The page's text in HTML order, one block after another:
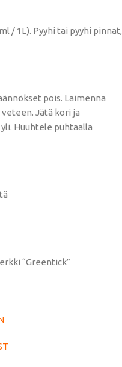
/ 1L). Pyyhi tai pyyhi pinnat,
pois. Laimenna
veteen. Jätä kori ja
Huuhtele puhtaalla
“Greentick”